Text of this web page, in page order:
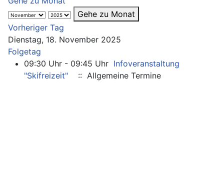
Gehe zu Monat
Vorheriger Tag
Dienstag, 18. November 2025
Folgetag
09:30 Uhr - 09:45 Uhr Infoveranstaltung
"Skifreizeit"
:: Allgemeine Termine